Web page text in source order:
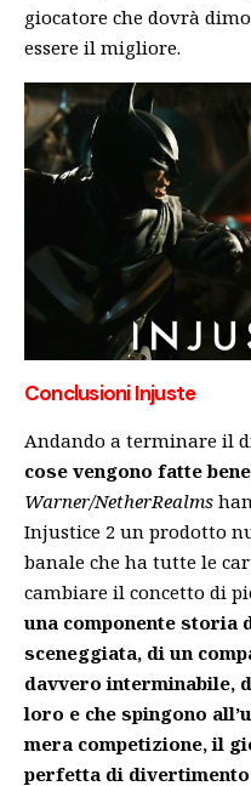
giocatore che dovrà
essere il migliore.
Conclusioni Injuste
Andando a terminare il
cose vengono fatte
Warner/NetherRealms
Injustice 2 un prodotto
banale che ha tutte le
cambiare il concetto di
una componente storia
sceneggiata, di un
davvero interminabile,
loro e che spingono
mera competizione, il
perfetta di divertimento